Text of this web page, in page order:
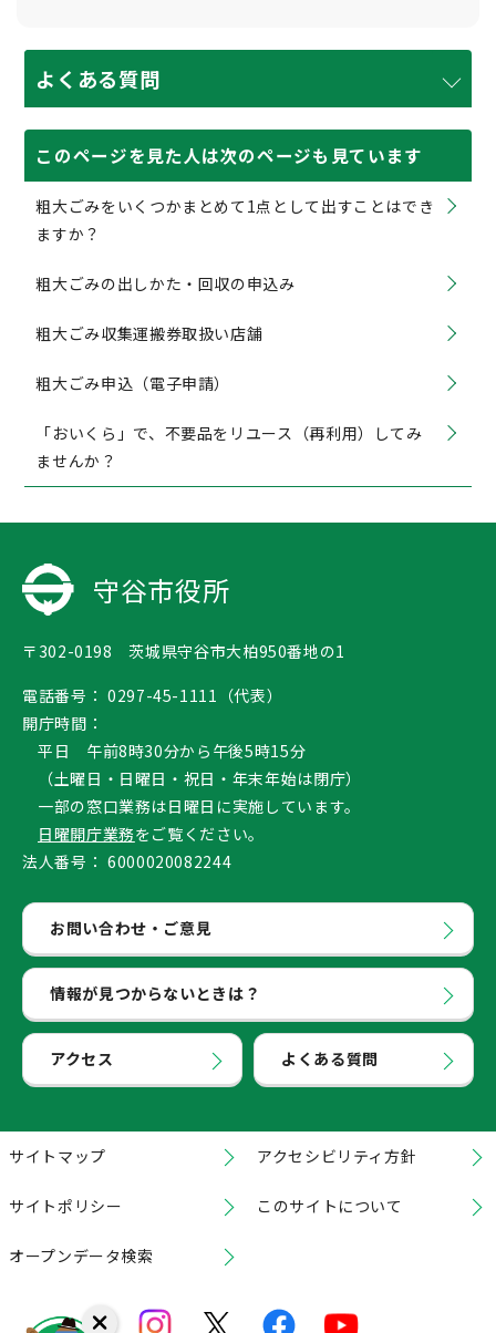
よくある質問
このページを見た人は次のページも見ています
粗大ごみをいくつかまとめて1点として出すことはでき
ますか？
粗大ごみの出しかた・回収の申込み
粗大ごみ収集運搬券取扱い店舗
粗大ごみ申込（電子申請）
「おいくら」で、不要品をリユース（再利用）してみ
ませんか？
守谷市役所
〒302-0198 茨城県守谷市大柏950番地の1
電話番号： 0297-45-1111（代表）
開庁時間：
平日 午前8時30分から午後5時15分
（土曜日・日曜日・祝日・年末年始は閉庁）
一部の窓口業務は日曜日に実施しています。
日曜開庁業務をご覧ください。
法人番号： 6000020082244
お問い合わせ・ご意見
情報が見つからないときは？
アクセス よくある質問
サイトマップ アクセシビリティ方針
サイトポリシー このサイトについて
オープンデータ検索